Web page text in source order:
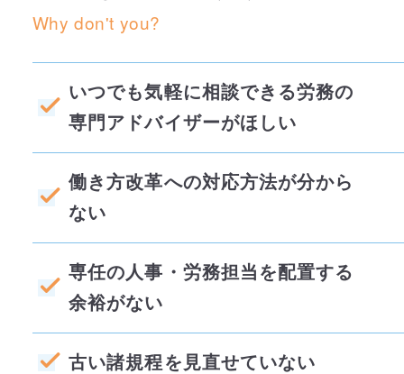
Why don't you?
いつでも気軽に相談できる労務の
専門アドバイザーがほしい
働き方改革への対応方法が分から
ない
専任の人事・労務担当を配置する
余裕がない
古い諸規程を見直せていない